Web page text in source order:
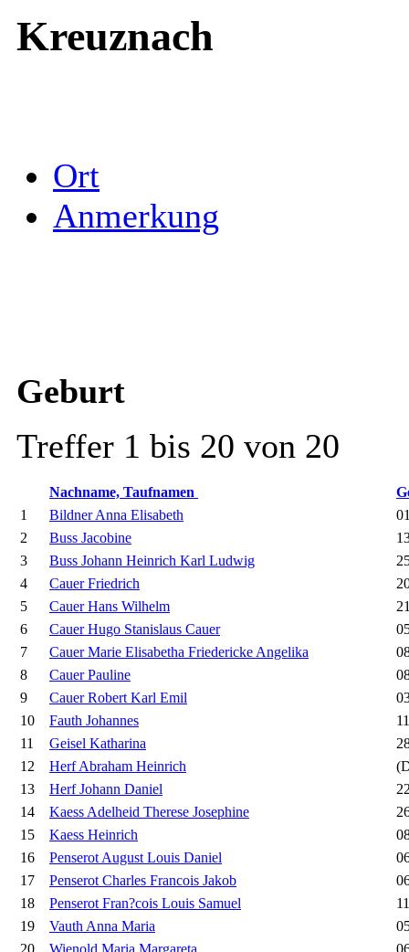
Kreuznach
Ort
Anmerkung
Geburt
Treffer 1 bis 20 von 20
Nachname, Taufnamen
1
Bildner Anna Elisabeth
2
Buss Jacobine
3
Buss Johann Heinrich Karl Ludwig
4
Cauer Friedrich
5
Cauer Hans Wilhelm
6
Cauer Hugo Stanislaus Cauer
7
Cauer Marie Elisabetha Friedericke Angelika
8
Cauer Pauline
9
Cauer Robert Karl Emil
10
Fauth Johannes
11
Geisel Katharina
12
Herf Abraham Heinrich
13
Herf Johann Daniel
14
Kaess Adelheid Therese Josephine
15
Kaess Heinrich
16
Penserot August Louis Daniel
17
Penserot Charles Francois Jakob
18
Penserot Fran?cois Louis Samuel
19
Vauth Anna Maria